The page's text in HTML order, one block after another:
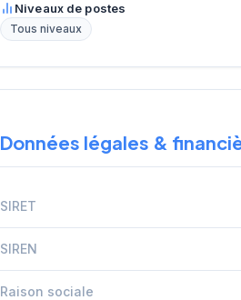
Niveaux de postes
Tous niveaux
Données légales &
SIRET
SIREN
Raison sociale